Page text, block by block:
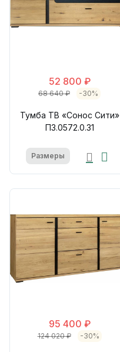
52 800 ₽
68 640 ₽ -30%
Тумба ТВ «Сонос Сити»
П3.0572.0.31
Размеры
95 400 ₽
124 020 ₽ -30%